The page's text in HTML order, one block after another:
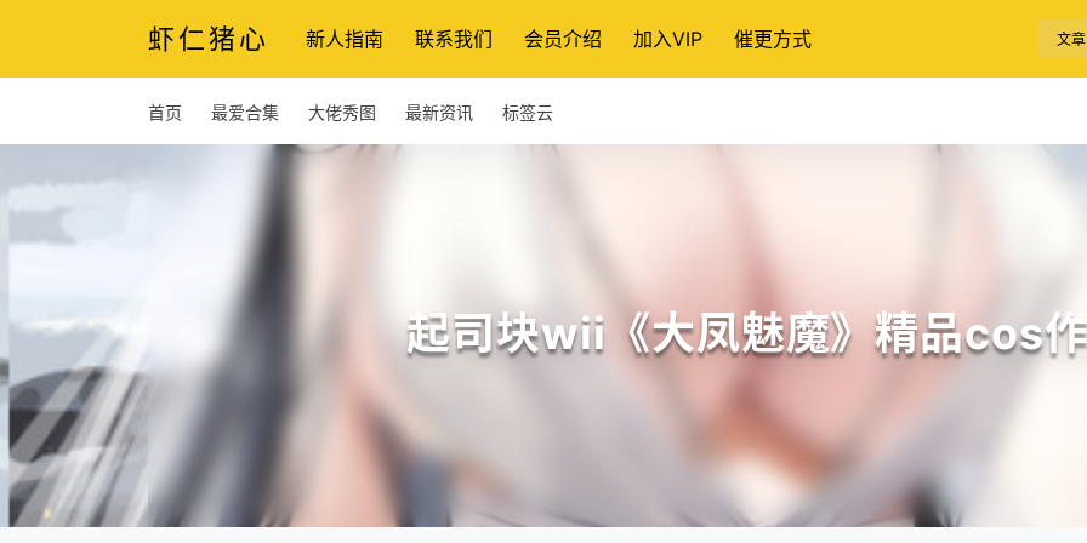
虾仁猪心 新人指南 联系我们 会员介绍 加入VIP 催更方式 文章
首页 最爱合集 大佬秀图 最新资讯 标签云
起司块wii《大凤魅魔》精品cos